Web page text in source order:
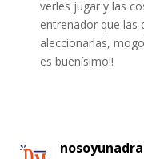
verles jugar y las
entrenador que las
aleccionarlas,
es buenísimo!!